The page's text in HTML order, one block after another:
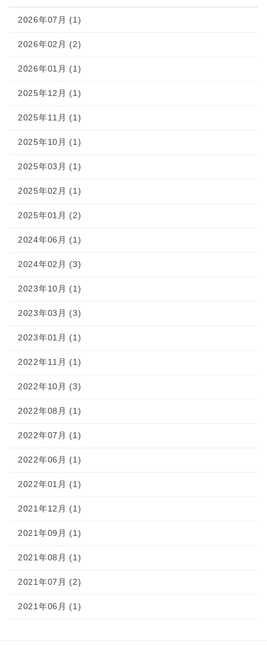
2026年07月 (1)
2026年02月 (2)
2026年01月 (1)
2025年12月 (1)
2025年11月 (1)
2025年10月 (1)
2025年03月 (1)
2025年02月 (1)
2025年01月 (2)
2024年06月 (1)
2024年02月 (3)
2023年10月 (1)
2023年03月 (3)
2023年01月 (1)
2022年11月 (1)
2022年10月 (3)
2022年08月 (1)
2022年07月 (1)
2022年06月 (1)
2022年01月 (1)
2021年12月 (1)
2021年09月 (1)
2021年08月 (1)
2021年07月 (2)
2021年06月 (1)